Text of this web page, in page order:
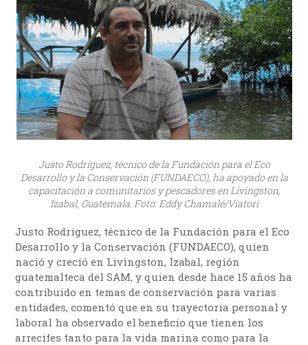
Justo Rodríguez, técnico de la Fundación para el Eco
Desarrollo y la Conservación (FUNDAECO), ha apoyado en la
capacitación a comunitarios y pescadores en Lívingston,
Izabal, Guatemala. Foto: Eddy Chamalé/Viatori
Justo Rodríguez, técnico de la Fundación para el Eco
Desarrollo y la Conservación (FUNDAECO), quien
nació y creció en Livingston, Izabal, región
guatemalteca del SAM, y quien desde hace 15 años ha
contribuido en temas de conservación para varias
entidades, comentó que en su trayectoria personal y
laboral ha observado el beneficio que tienen los
arrecifes tanto para la vida marina como para la